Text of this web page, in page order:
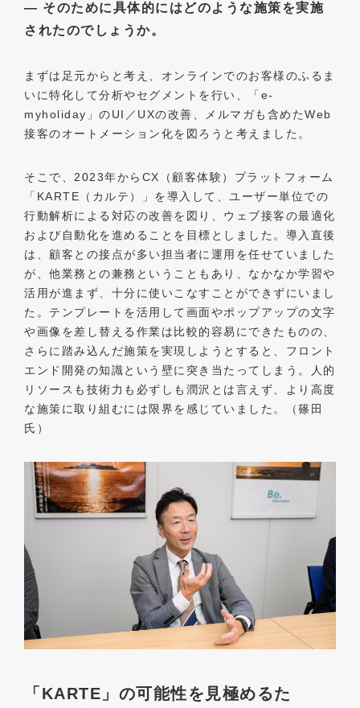
― そのために具体的にはどのような施策を実施
されたのでしょうか。
まずは足元からと考え、オンラインでのお客様のふるま
いに特化して分析やセグメントを行い、「e-
myholiday」のUI／UXの改善、メルマガも含めたWeb
接客のオートメーション化を図ろうと考えました。
そこで、2023年からCX（顧客体験）プラットフォーム
「KARTE（カルテ）」を導入して、ユーザー単位での
行動解析による対応の改善を図り、ウェブ接客の最適化
および自動化を進めることを目標としました。導入直後
は、顧客との接点が多い担当者に運用を任せていました
が、他業務との兼務ということもあり、なかなか学習や
活用が進まず、十分に使いこなすことができずにいまし
た。テンプレートを活用して画面やポップアップの文字
や画像を差し替える作業は比較的容易にできたものの、
さらに踏み込んだ施策を実現しようとすると、フロント
エンド開発の知識という壁に突き当たってしまう。人的
リソースも技術力も必ずしも潤沢とは言えず、より高度
な施策に取り組むには限界を感じていました。（篠田
氏）
「KARTE」の可能性を見極めるた